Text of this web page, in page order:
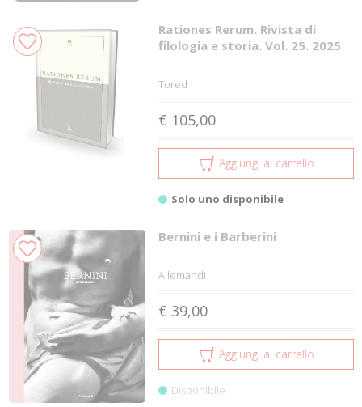
Rationes Rerum. Rivista di
filologia e storia. Vol. 25. 2025
Tored
€ 105,00
Aggiungi al carrello
Solo uno disponibile
Bernini e i Barberini
Allemandi
€ 39,00
Aggiungi al carrello
Disponibile